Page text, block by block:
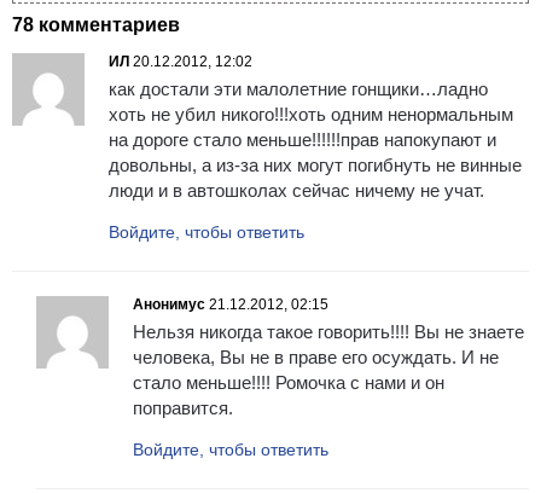
78 комментариев
ИЛ 20.12.2012, 12:02
как достали эти малолетние гонщики…ладно
хоть не убил никого!!!хоть одним ненормальным
на дороге стало меньше!!!!!!прав напокупают и
довольны, а из-за них могут погибнуть не винные
люди и в автошколах сейчас ничему не учат.
Войдите, чтобы ответить
Анонимус 21.12.2012, 02:15
Нельзя никогда такое говорить!!!! Вы не знаете
человека, Вы не в праве его осуждать. И не
стало меньше!!!! Ромочка с нами и он
поправится.
Войдите, чтобы ответить